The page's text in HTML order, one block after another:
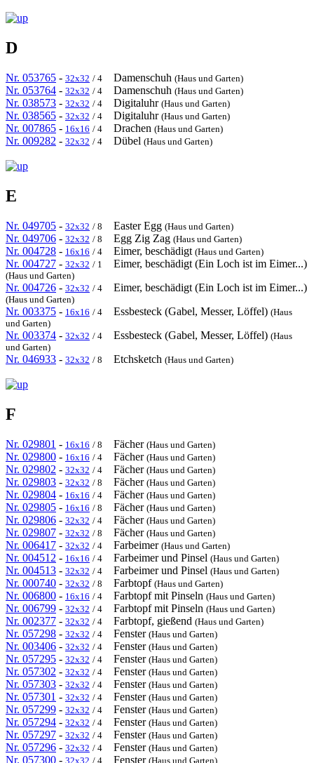
D
Nr. 053765 - 32x32 / 4 Damenschuh (Haus und Garten)
Nr. 053764 - 32x32 / 4 Damenschuh (Haus und Garten)
Nr. 038573 - 32x32 / 4 Digitaluhr (Haus und Garten)
Nr. 038565 - 32x32 / 4 Digitaluhr (Haus und Garten)
Nr. 007865 - 16x16 / 4 Drachen (Haus und Garten)
Nr. 009282 - 32x32 / 4 Dübel (Haus und Garten)
E
Nr. 049705 - 32x32 / 8 Easter Egg (Haus und Garten)
Nr. 049706 - 32x32 / 8 Egg Zig Zag (Haus und Garten)
Nr. 004728 - 16x16 / 4 Eimer, beschädigt (Haus und Garten)
Nr. 004727 - 32x32 / 1 Eimer, beschädigt (Ein Loch ist im Eimer...)
(Haus und Garten)
Nr. 004726 - 32x32 / 4 Eimer, beschädigt (Ein Loch ist im Eimer...)
(Haus und Garten)
Nr. 003375 - 16x16 / 4 Essbesteck (Gabel, Messer, Löffel) (Haus
und Garten)
Nr. 003374 - 32x32 / 4 Essbesteck (Gabel, Messer, Löffel) (Haus
und Garten)
Nr. 046933 - 32x32 / 8 Etchsketch (Haus und Garten)
F
Nr. 029801 - 16x16 / 8 Fächer (Haus und Garten)
Nr. 029800 - 16x16 / 4 Fächer (Haus und Garten)
Nr. 029802 - 32x32 / 4 Fächer (Haus und Garten)
Nr. 029803 - 32x32 / 8 Fächer (Haus und Garten)
Nr. 029804 - 16x16 / 4 Fächer (Haus und Garten)
Nr. 029805 - 16x16 / 8 Fächer (Haus und Garten)
Nr. 029806 - 32x32 / 4 Fächer (Haus und Garten)
Nr. 029807 - 32x32 / 8 Fächer (Haus und Garten)
Nr. 006417 - 32x32 / 4 Farbeimer (Haus und Garten)
Nr. 004512 - 16x16 / 4 Farbeimer und Pinsel (Haus und Garten)
Nr. 004513 - 32x32 / 4 Farbeimer und Pinsel (Haus und Garten)
Nr. 000740 - 32x32 / 8 Farbtopf (Haus und Garten)
Nr. 006800 - 16x16 / 4 Farbtopf mit Pinseln (Haus und Garten)
Nr. 006799 - 32x32 / 4 Farbtopf mit Pinseln (Haus und Garten)
Nr. 002377 - 32x32 / 4 Farbtopf, gießend (Haus und Garten)
Nr. 057298 - 32x32 / 4 Fenster (Haus und Garten)
Nr. 003406 - 32x32 / 4 Fenster (Haus und Garten)
Nr. 057295 - 32x32 / 4 Fenster (Haus und Garten)
Nr. 057302 - 32x32 / 4 Fenster (Haus und Garten)
Nr. 057303 - 32x32 / 4 Fenster (Haus und Garten)
Nr. 057301 - 32x32 / 4 Fenster (Haus und Garten)
Nr. 057299 - 32x32 / 4 Fenster (Haus und Garten)
Nr. 057294 - 32x32 / 4 Fenster (Haus und Garten)
Nr. 057297 - 32x32 / 4 Fenster (Haus und Garten)
Nr. 057296 - 32x32 / 4 Fenster (Haus und Garten)
Nr. 057300 - 32x32 / 4 Fenster (Haus und Garten)